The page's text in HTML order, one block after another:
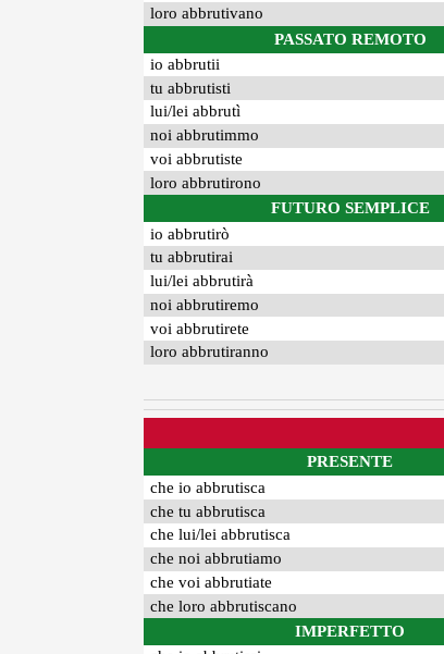
loro abbrutivano
PASSATO REMOTO
io abbrutii
tu abbrutisti
lui/lei abbrutì
noi abbrutimmo
voi abbrutiste
loro abbrutirono
FUTURO SEMPLICE
io abbrutirò
tu abbrutirai
lui/lei abbrutirà
noi abbrutiremo
voi abbrutirete
loro abbrutiranno
PRESENTE
che io abbrutisca
che tu abbrutisca
che lui/lei abbrutisca
che noi abbrutiamo
che voi abbrutiate
che loro abbrutiscano
IMPERFETTO